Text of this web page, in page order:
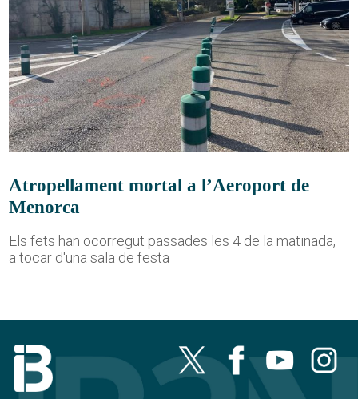
Atropellament mortal a l’Aeroport de
Menorca
Els fets han ocorregut passades les 4 de la matinada,
a tocar d'una sala de festa